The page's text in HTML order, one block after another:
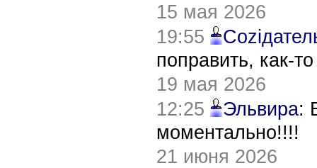
15 мая 2026
19:55
поправить, как-
19 мая 2026
12:25
Эльвира:
моментально!!!!
21 июня 2026